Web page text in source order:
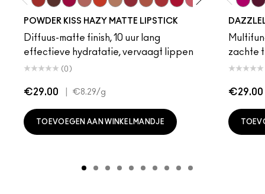
POWDER KISS HAZY MATTE LIPSTICK
Diffuus-matte finish, 10 uur lang
effectieve hydratatie, vervaagt lippen
(0)
€29.00 €8.29/g
TOEVOEGEN AAN WINKELMANDJE
zachte
€29.00